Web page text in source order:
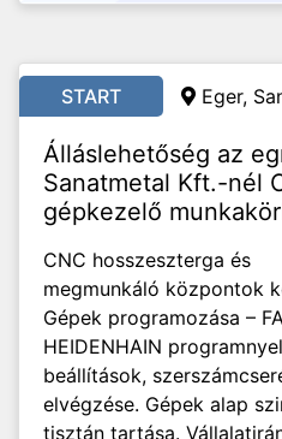
START Eger,
Álláslehetőség az
Sanatmetal Kft.-nél
gépkezelő
CNC hosszeszterga és
megmunkáló központok
Gépek programozása –
HEIDENHAIN
beállítások,
elvégzése. Gépek alap
tisztán tartása.